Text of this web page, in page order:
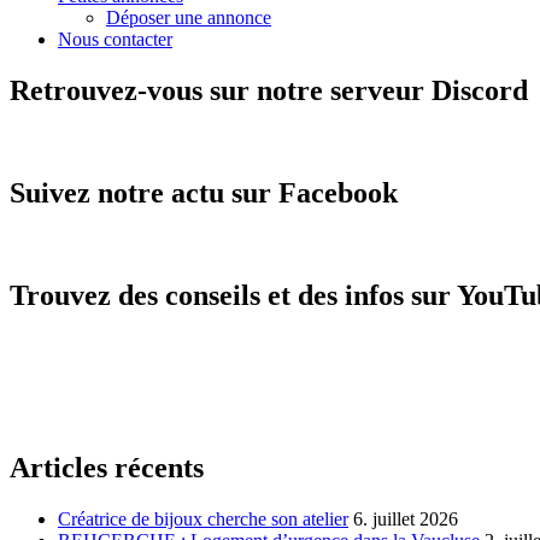
Déposer une annonce
Nous contacter
Retrouvez-vous sur notre serveur Discord
Suivez notre actu sur Facebook
Trouvez des conseils et des infos sur
Articles récents
Créatrice de bijoux cherche son atelier 6. juillet 2026